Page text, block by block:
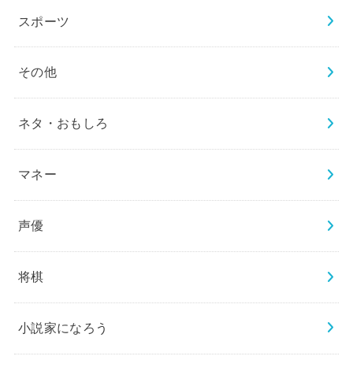
スポーツ
その他
ネタ・おもしろ
マネー
声優
将棋
小説家になろう